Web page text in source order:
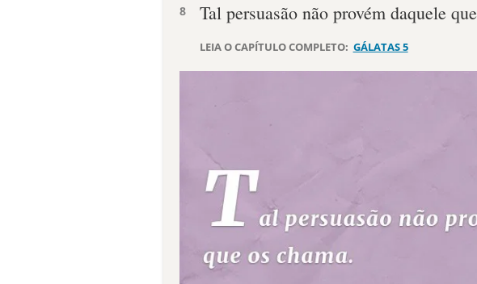
8 Tal persuasão não provém daquele
LEIA O CAPÍTULO COMPLETO: GÁLATAS 5